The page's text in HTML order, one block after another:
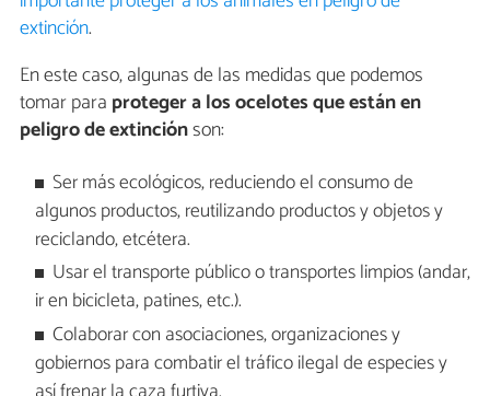
extinción.
En este caso, algunas de las medidas que podemos
tomar para proteger a los ocelotes que están en
peligro de extinciónson:
Ser más ecológicos, reduciendo el consumo de
algunos productos, reutilizando productos y objetos y
reciclando, etcétera.
Usar el transporte público o transportes limpios (andar,
ir en bicicleta, patines, etc.).
Colaborar con asociaciones, organizaciones y
gobiernos para combatir el tráfico ilegal de especies y